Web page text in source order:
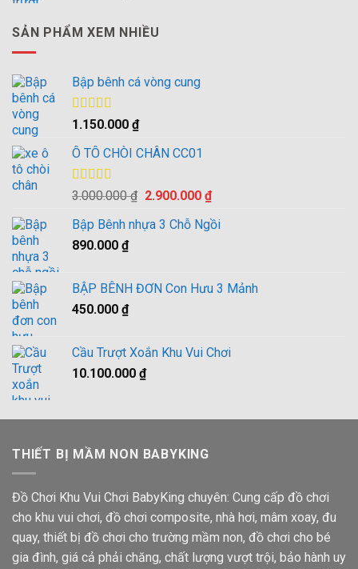
SẢN PHẨM XEM NHIỀU
Bập bênh cá vòng cung
Được xếp
5 sao
1.150.000 ₫
Ô TÔ CHÒI CHÂN CC01
Được xếp
5 sao
3.000.000₫ Giá
là:
2.900.000 ₫Giá
tại
Bập Bênh nhựa 3 Chỗ Ngồi
890.000 ₫
BẬP BÊNH ĐƠN Con Hưu 3 Mảnh
450.000 ₫
Cầu Trượt Xoắn Khu Vui Chơi
10.100.000 ₫
THIẾT BỊ MẦM NON BABYKING
Đồ Chơi Khu Vui Chơi BabyKing chuyên: Cung cấp đồ chơi
cho khu vui chơi, đồ chơi composite, nhà hơi, mâm xoay, đu
quay, thiết bị đồ chơi cho trường mầm non, đồ chơi cho bé
gia đình, giá cả phải chăng, chất lượng vượt trội, bảo hành uy